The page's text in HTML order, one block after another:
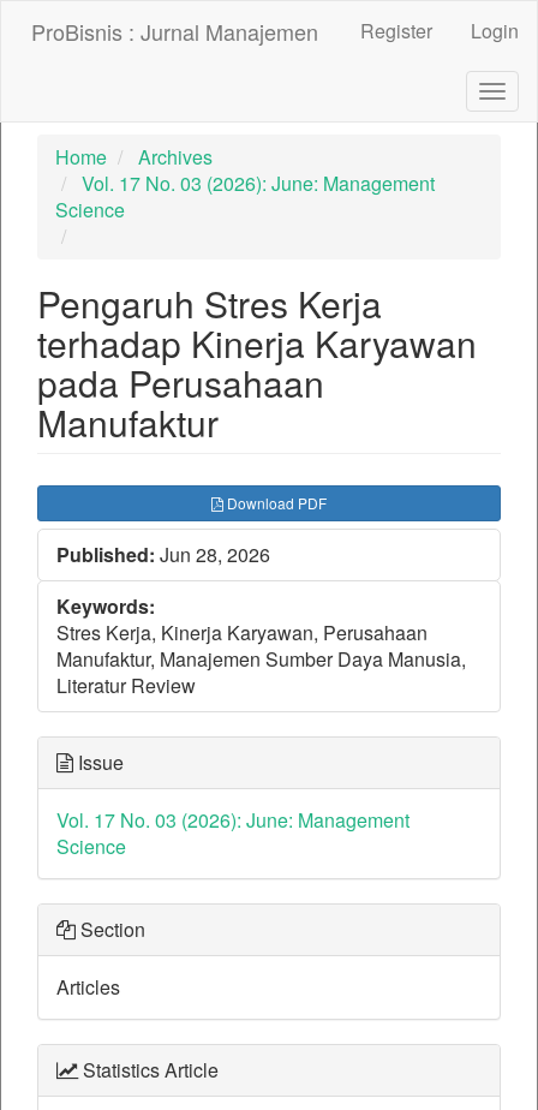
##plugins.themes.bootstrap3.accessible_menu.sidebar##
ProBisnis : Jurnal Manajemen Register Login
Home
Archives
Vol. 17 No. 03 (2026): June: Management
Science
Pengaruh Stres Kerja
terhadap Kinerja Karyawan
pada Perusahaan
Manufaktur
Download PDF
Published: Jun 28, 2026
Keywords:
Stres Kerja, Kinerja Karyawan, Perusahaan
Manufaktur, Manajemen Sumber Daya Manusia,
Literatur Review
Issue
Vol. 17 No. 03 (2026): June: Management
Science
Section
Articles
Statistics Article